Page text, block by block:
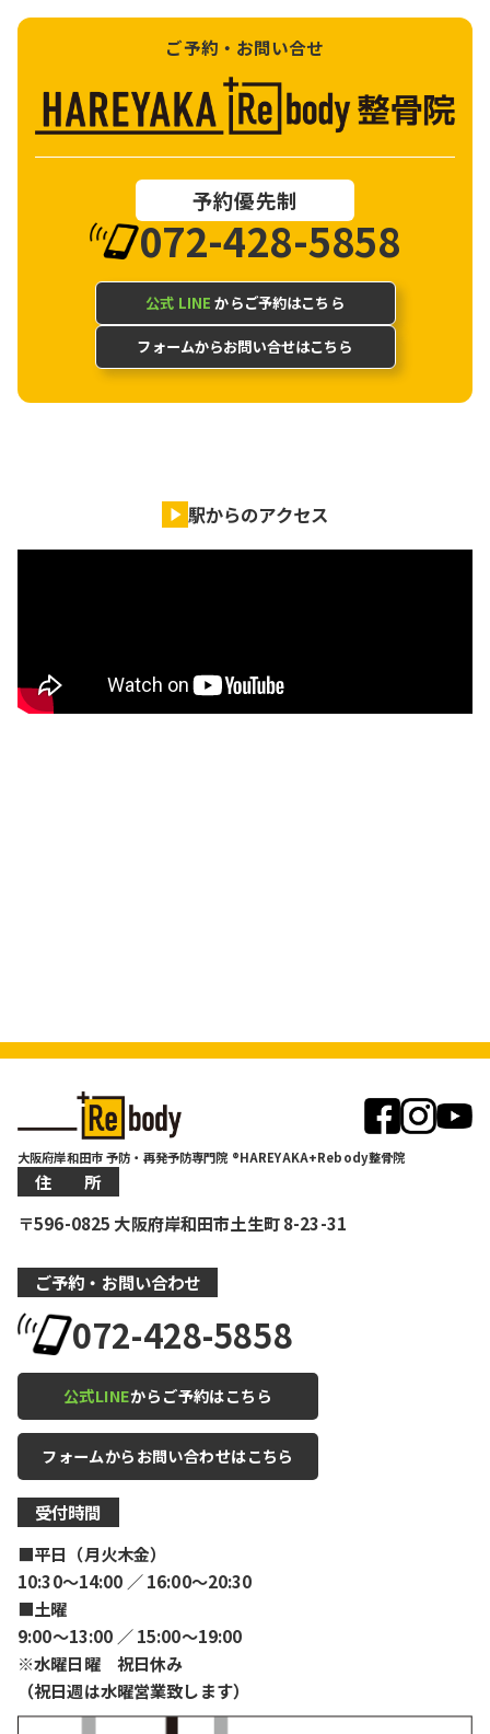
ご予約・お問い合せ
予約優先制
072-428-5858
公式 LINE からご予約はこちら
フォームからお問い合せはこちら
駅からのアクセス
大阪府岸和田市 予防・再発予防専門院 ®HAREYAKA+Rebody整骨院
住 所
〒596-0825 大阪府岸和田市土生町 8-23-31
ご予約・お問い合わせ
072-428-5858
公式LINEからご予約はこちら
フォームからお問い合わせはこちら
受付時間
■平日（月火木金）
10:30〜14:00 ／ 16:00〜20:30
■土曜
9:00〜13:00 ／ 15:00〜19:00
※水曜日曜 祝日休み
（祝日週は水曜営業致します）